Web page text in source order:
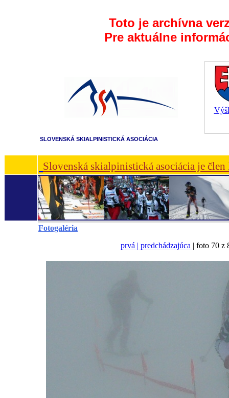
Toto je archívna
Pre aktuálne
SLOVENSKÁ SKIALPINISTICKÁ ASOCIÁCIA
Slovenská skialpinistická asociácia je
Fotogaléria
prvá | predchádzajúca | foto 70 z